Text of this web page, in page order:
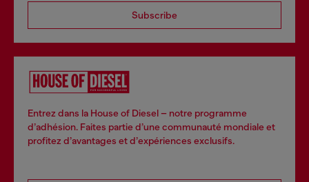
Subscribe
Entrez dans la House of Diesel – notre programme
d’adhésion. Faites partie d’une communauté mondiale et
profitez d’avantages et d’expériences exclusifs.